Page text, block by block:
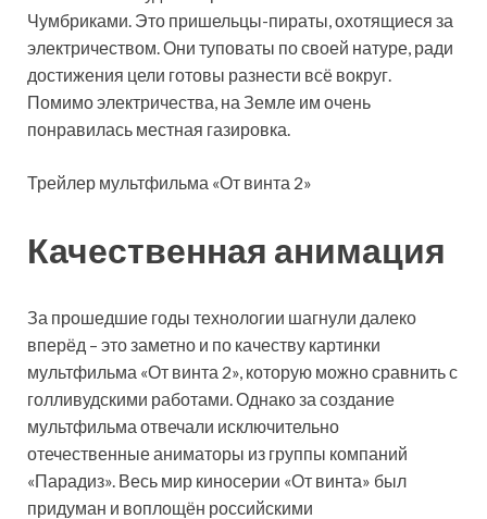
Чумбриками. Это пришельцы-пираты, охотящиеся за
электричеством. Они туповаты по своей натуре, ради
достижения цели готовы разнести всё вокруг.
Помимо электричества, на Земле им очень
понравилась местная газировка.
Трейлер мультфильма «От винта 2»
Качественная анимация
За прошедшие годы технологии шагнули далеко
вперёд – это заметно и по качеству картинки
мультфильма «От винта 2», которую можно сравнить с
голливудскими работами. Однако за создание
мультфильма отвечали исключительно
отечественные аниматоры из группы компаний
«Парадиз». Весь мир киносерии «От винта» был
придуман и воплощён российскими